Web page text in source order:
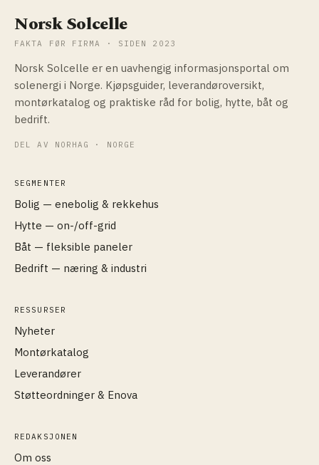
Norsk Solcelle
FAKTA FØR FIRMA · SIDEN 2023
Norsk Solcelle er en uavhengig informasjonsportal om
solenergi i Norge. Kjøpsguider, leverandøroversikt,
montørkatalog og praktiske råd for bolig, hytte, båt og
bedrift.
DEL AV NORHAG · NORGE
SEGMENTER
Bolig — enebolig & rekkehus
Hytte — on-/off-grid
Båt — fleksible paneler
Bedrift — næring & industri
RESSURSER
Nyheter
Montørkatalog
Leverandører
Støtteordninger & Enova
REDAKSJONEN
Om oss